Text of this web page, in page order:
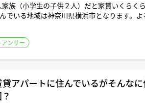
族（小学生の子供２人）だと家賃いくらく
でいる地域は神奈川県横浜市となります。よ
ンサー
アパートに住んでいるがそんな